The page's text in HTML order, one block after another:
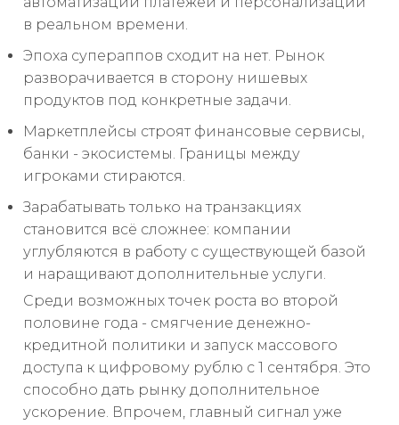
в реальном времени.
Эпоха супераппов сходит на нет. Рынок
разворачивается в сторону нишевых
продуктов под конкретные задачи.
Маркетплейсы строят финансовые сервисы,
банки - экосистемы. Границы между
игроками стираются.
Зарабатывать только на транзакциях
становится всё сложнее: компании
углубляются в работу с существующей базой
и наращивают дополнительные услуги.
Среди возможных точек роста во второй
половине года - смягчение денежно-
кредитной политики и запуск массового
доступа к цифровому рублю с 1 сентября. Это
способно дать рынку дополнительное
ускорение. Впрочем, главный сигнал уже